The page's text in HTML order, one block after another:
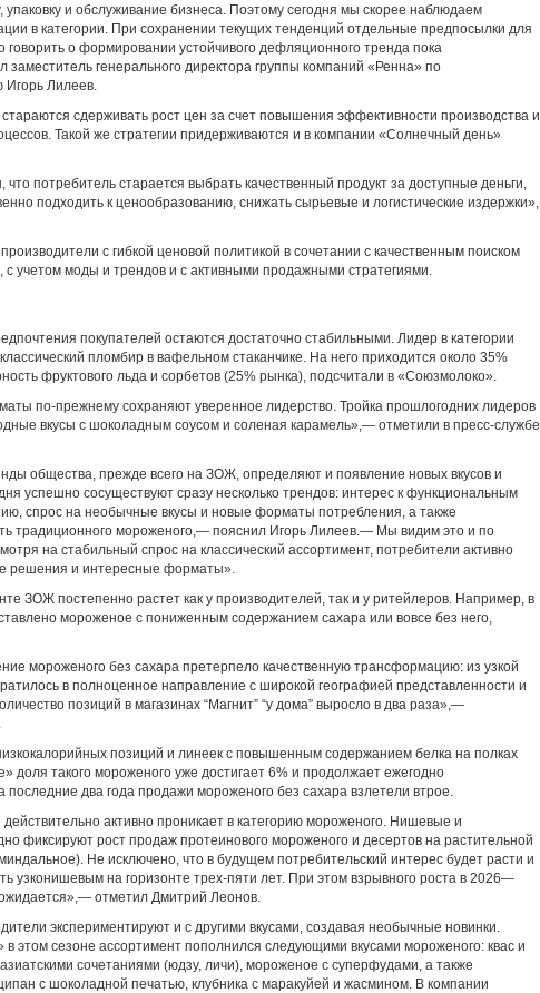
упаковку и обслуживание бизнеса. Поэтому сегодня мы скорее наблюдаем
в категории. При сохранении текущих тенденций отдельные предпосылки для
говорить о формировании устойчивого дефляционного тренда пока
генерального директора группы компаний «Ренна» по
Игорь Лилеев.
сдерживать рост цен за счет повышения эффективности производства и
Такой же стратегии придерживаются и в компании «Солнечный день»
потребитель старается выбрать качественный продукт за доступные деньги,
подходить к ценообразованию, снижать сырьевые и логистические издержки»,
с гибкой ценовой политикой в сочетании с качественным поиском
учетом моды и трендов и с активными продажными стратегиями.
покупателей остаются достаточно стабильными. Лидер в категории
пломбир в вафельном стаканчике. На него приходится около 35%
фруктового льда и сорбетов (25% рынка), подсчитали в «Союзмолоко».
по-прежнему сохраняют уверенное лидерство. Тройка прошлогодних лидеров
вкусы с шоколадным соусом и соленая карамель»,— отметили в пресс-службе
общества, прежде всего на ЗОЖ, определяют и появление новых вкусов и
успешно сосуществуют сразу несколько трендов: интерес к функциональным
спрос на необычные вкусы и новые форматы потребления, а также
традиционного мороженого,— пояснил Игорь Лилеев.— Мы видим это и по
на стабильный спрос на классический ассортимент, потребители активно
решения и интересные форматы».
ЗОЖ постепенно растет как у производителей, так и у ритейлеров. Например, в
мороженое с пониженным содержанием сахара или вовсе без него,
мороженого без сахара претерпело качественную трансформацию: из узкой
в полноценное направление с широкой географией представленности и
позиций в магазинах “Магнит” “у дома” выросло в два раза»,—
позиций и линеек с повышенным содержанием белка на полках
доля такого мороженого уже достигает 6% и продолжает ежегодно
последние два года продажи мороженого без сахара взлетели втрое.
активно проникает в категорию мороженого. Нишевые и
фиксируют рост продаж протеинового мороженого и десертов на растительной
Не исключено, что в будущем потребительский интерес будет расти и
узконишевым на горизонте трех-пяти лет. При этом взрывного роста в 2026—
ожидается»,— отметил Дмитрий Леонов.
экспериментируют и с другими вкусами, создавая необычные новинки.
в этом сезоне ассортимент пополнился следующими вкусами мороженого: квас и
сочетаниями (юдзу, личи), мороженое с суперфудами, а также
с шоколадной печатью, клубника с маракуйей и жасмином. В компании